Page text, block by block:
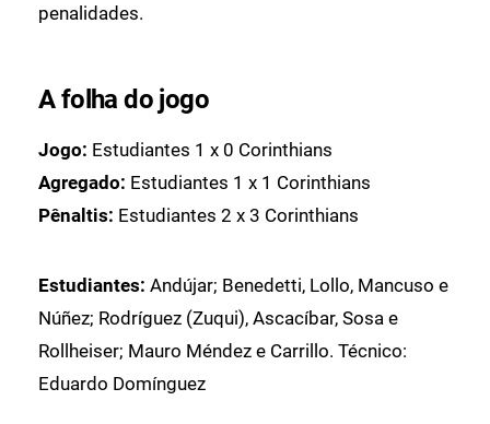
penalidades.
A folha do jogo
Jogo: Estudiantes 1 x 0 Corinthians
Agregado: Estudiantes 1 x 1 Corinthians
Pênaltis: Estudiantes 2 x 3 Corinthians
Estudiantes: Andújar; Benedetti, Lollo, Mancuso e
Núñez; Rodríguez (Zuqui), Ascacíbar, Sosa e
Rollheiser; Mauro Méndez e Carrillo. Técnico:
Eduardo Domínguez